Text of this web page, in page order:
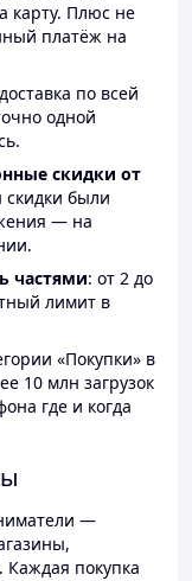
карту. Плюс не
платёж на
по всей
одной
скидки от
были
— на
частями: от 2 до
лимит в
«Покупки» в
10 млн загрузок
где и когда
—
покупка